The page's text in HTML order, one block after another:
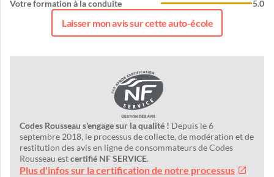
Votre formation à la conduite
5.0
Laisser mon avis sur cette auto-école
Codes Rousseau s'engage sur la qualité ! Depuis le 6
septembre 2018, le processus de collecte, de modération et de
restitution des avis en ligne de consommateurs de Codes
Rousseau estcertifié NF SERVICE.
Plus d'infos sur la certification de notre processus